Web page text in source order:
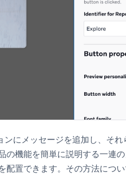
にメッセージを追加し、そ
の機能を簡単に説明する一連
置できます。その方法につい